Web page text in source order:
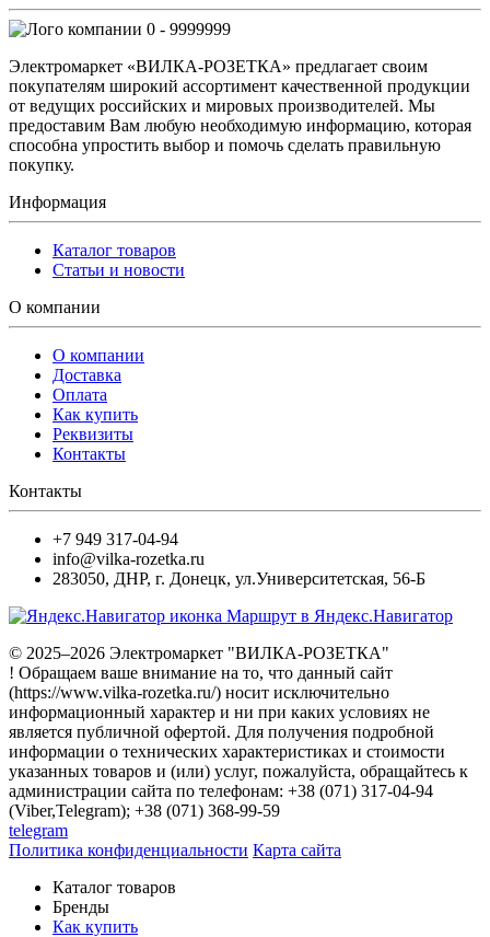
0 - 9999999
Электромаркет «ВИЛКА-РОЗЕТКА» предлагает своим
покупателям широкий ассортимент качественной продукции
от ведущих российских и мировых производителей. Мы
предоставим Вам любую необходимую информацию, которая
способна упростить выбор и помочь сделать правильную
покупку.
Информация
Каталог товаров
Статьи и новости
О компании
О компании
Доставка
Оплата
Как купить
Реквизиты
Контакты
Контакты
+7 949 317-04-94
info@vilka-rozetka.ru
283050, ДНР, г. Донецк, ул.Университетская, 56-Б
Маршрут в Яндекс.Навигатор
© 2025–2026 Электромаркет "ВИЛКА-РОЗЕТКА"
! Обращаем ваше внимание на то, что данный сайт
(https://www.vilka-rozetka.ru/) носит исключительно
информационный характер и ни при каких условиях не
является публичной офертой. Для получения подробной
информации о технических характеристиках и стоимости
указанных товаров и (или) услуг, пожалуйста, обращайтесь к
администрации сайта по телефонам: +38 (071) 317-04-94
(Viber,Telegram); +38 (071) 368-99-59
telegram
Политика конфиденциальности Карта сайта
Каталог товаров
Бренды
Как купить